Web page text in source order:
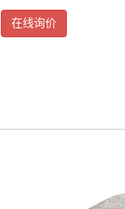
在线询价